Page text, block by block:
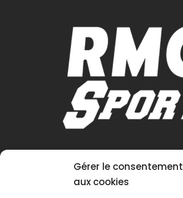
Gérer le consentement
aux cookies